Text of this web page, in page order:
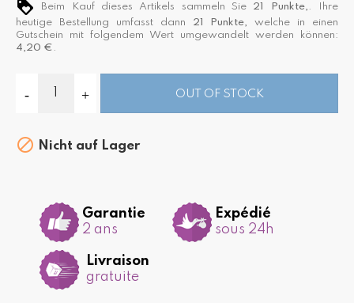
Beim Kauf dieses Artikels sammeln Sie 21 Punkte, . Ihre
heutige Bestellung umfasst dann
21 Punkte,
welche in einen
Gutschein mit folgendem Wert umgewandelt werden können:
4,20 € .
OUT OF STOCK
 Nicht auf Lager
Garantie
2 ans
Expédié
sous 24h
Livraison
gratuite